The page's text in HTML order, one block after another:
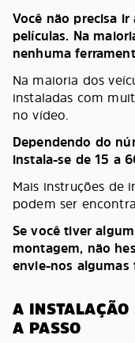
Você não precisa
películas. Na
nenhuma
Na maioria dos
instaladas com
no vídeo.
Dependendo do
instala-se de 15 a
Mais instruções de
podem ser
Se você tiver
montagem, não
envie-nos
A INSTALAÇÃO
A PASSO